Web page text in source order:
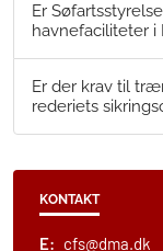
Er
havnefaciliteter i
Er der krav til
rederiets
KONTAKT
E: cfs@dma.dk